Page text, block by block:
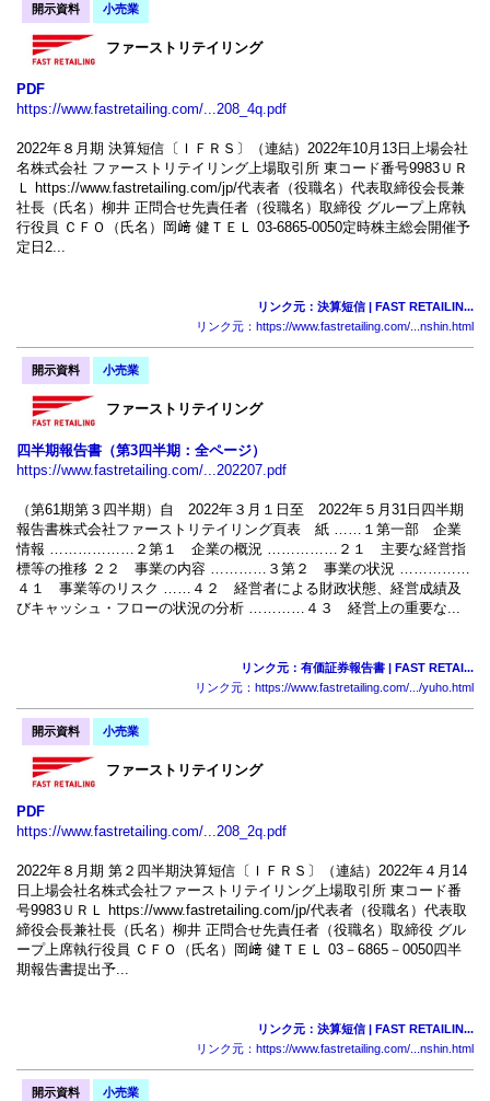
開示資料 小売業
ファーストリテイリング
PDF
https://www.fastretailing.com/...208_4q.pdf
2022年８月期 決算短信〔ＩＦＲＳ〕（連結）2022年10月13日上場会社
名株式会社 ファーストリテイリング上場取引所 東コード番号9983ＵＲ
Ｌ https://www.fastretailing.com/jp/代表者（役職名）代表取締役会長兼
社長（氏名）柳井 正問合せ先責任者（役職名）取締役 グループ上席執
行役員 ＣＦＯ（氏名）岡﨑 健ＴＥＬ 03-6865-0050定時株主総会開催予
定日2...
リンク元：決算短信 | FAST RETAILIN...
リンク元：https://www.fastretailing.com/...nshin.html
開示資料 小売業
ファーストリテイリング
四半期報告書（第3四半期：全ページ）
https://www.fastretailing.com/...202207.pdf
（第61期第３四半期）自 2022年３月１日至 2022年５月31日四半期
報告書株式会社ファーストリテイリング 頁表 紙 ……１第一部 企業
情報 ………………２第１ 企業の概況 ……………２１ 主要な経営指
標等の推移 ２２ 事業の内容 …………３第２ 事業の状況 ……………
４１ 事業等のリスク ……４２ 経営者による財政状態、経営成績及
びキャッシュ・フローの状況の分析 …………４３ 経営上の重要な...
リンク元：有価証券報告書 | FAST RETAI...
リンク元：https://www.fastretailing.com/.../yuho.html
開示資料 小売業
ファーストリテイリング
PDF
https://www.fastretailing.com/...208_2q.pdf
2022年８月期 第２四半期決算短信〔ＩＦＲＳ〕（連結）2022年４月14
日上場会社名株式会社ファーストリテイリング上場取引所 東コード番
号9983ＵＲＬ https://www.fastretailing.com/jp/代表者（役職名）代表取
締役会長兼社長（氏名）柳井 正問合せ先責任者（役職名）取締役 グル
ープ上席執行役員 ＣＦＯ（氏名）岡﨑 健ＴＥＬ 03－6865－0050四半
期報告書提出予...
リンク元：決算短信 | FAST RETAILIN...
リンク元：https://www.fastretailing.com/...nshin.html
開示資料 小売業